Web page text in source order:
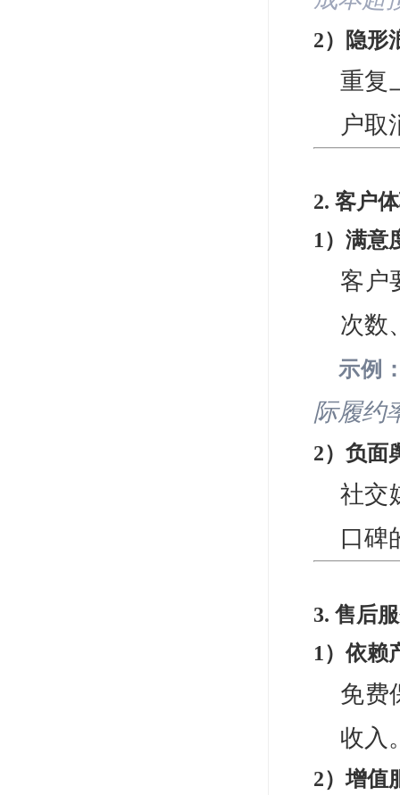
2）隐形
重复
户取
2. 客户
1）满意
客户
次数
示例
际履约
2）负面
社交
口碑
3. 售后
1）依赖
免费
收入
2）增值